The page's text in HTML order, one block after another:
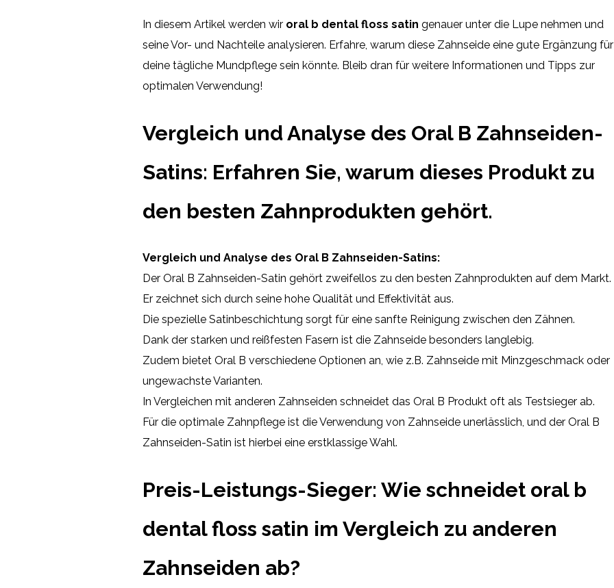
In diesem Artikel werden wir oral b dental floss satin genauer unter die Lupe nehmen und
seine Vor- und Nachteile analysieren. Erfahre, warum diese Zahnseide eine gute Ergänzung für
deine tägliche Mundpflege sein könnte. Bleib dran für weitere Informationen und Tipps zur
optimalen Verwendung!
Vergleich und Analyse des Oral B Zahnseiden-
Satins: Erfahren Sie, warum dieses Produkt zu
den besten Zahnprodukten gehört.
Vergleich und Analyse des Oral B Zahnseiden-Satins:
Der Oral B Zahnseiden-Satin gehört zweifellos zu den besten Zahnprodukten auf dem Markt.
Er zeichnet sich durch seine hohe Qualität und Effektivität aus.
Die spezielle Satinbeschichtung sorgt für eine sanfte Reinigung zwischen den Zähnen.
Dank der starken und reißfesten Fasern ist die Zahnseide besonders langlebig.
Zudem bietet Oral B verschiedene Optionen an, wie z.B. Zahnseide mit Minzgeschmack oder
ungewachste Varianten.
In Vergleichen mit anderen Zahnseiden schneidet das Oral B Produkt oft als Testsieger ab.
Für die optimale Zahnpflege ist die Verwendung von Zahnseide unerlässlich, und der Oral B
Zahnseiden-Satin ist hierbei eine erstklassige Wahl.
Preis-Leistungs-Sieger: Wie schneidet oral b
dental floss satin im Vergleich zu anderen
Zahnseiden ab?